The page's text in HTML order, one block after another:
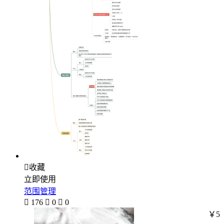
收藏
立即使用
范围管理
 176  0  0
￥5